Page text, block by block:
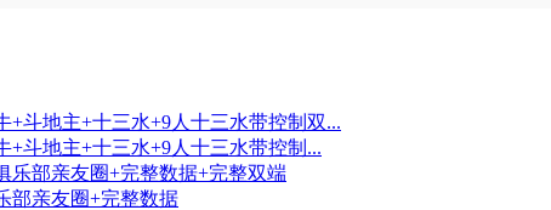
斗地主+十三水+9人十三水带控制双...
斗地主+十三水+9人十三水带控制...
乐部亲友圈+完整数据+完整双端
部亲友圈+完整数据